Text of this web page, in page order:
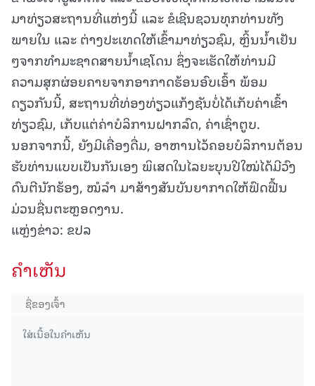
ມາທ່ຽວສະຖານທີ່ແຫ່ງນີ້ ແລະ ຂໍເຊີນຊວນທຸກທ່ານທັງ
ພາຍໃນ ແລະ ຕ່າງປະເທດໃຫ້ເຂົ້າມາທ່ຽວຊົມ, ຫຼິ້ນນ້ຳເຢັນ
ໆຈາກທຳມະຊາດສາຍນໍ້າເຊໂດນ ຊຶ່ງຈະເຮັດໃຫ້ທ່ານມີ
ຄວາມສຸກຜ່ອຍຄາຍຈາກອາກາດຮ້ອນອົບເອົ້າ ພ້ອມ
ດຽວກັນນີ້, ສະຖານທີ່ທ່ອງທ່ຽວແກ້ງຊັນບໍ່ໄດ້ເກັບຄ່າເຂົ້າ
ທ່ຽວຊົມ, ເກັບແຕ່ຄ່າບໍລິການຝາກລົດ, ຄ່າເຊົ່າຕູບ.
ນອກຈາກນີ້, ຍັງມີເຄື່ອງດື່ມ, ອາຫານໄວ້ຄອຍບໍລິການຕ້ອນ
ຮັບທ່ານແບບເປັນກັນເອງ ພິເສດໃນໄລຍະບຸນປີໃໝ່ໄດ້ມີວົງ
ດົນຕີນັກຮ້ອງ, ໝໍລຳ ມາສ້າງສັນບັນຍາກາດໃຫ້ຟົດຟື້ນ
ມ່ວນຊື່ນຕະຫຼອດງານ.
ແຫຼ່ງຂ່າວ: ຂປລ
ຄໍາເຫັນ